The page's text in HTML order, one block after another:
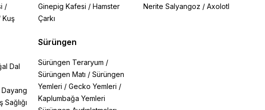
/
Kuş
Dal
Dayang
Sağlığı
Ginepig Kafesi / Hamster
Çarkı
Sürüngen
Sürüngen Teraryum /
Sürüngen Matı / Sürüngen
Yemleri / Gecko Yemleri /
Kaplumbağa Yemleri
Nerite Salyangoz /Axolotl